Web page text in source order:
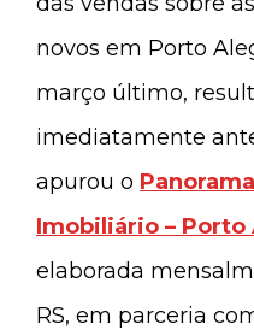
novos em Porto
março último,
imediatamente
apurou o
Imobiliário – Porto
elaborada
RS, em parceria